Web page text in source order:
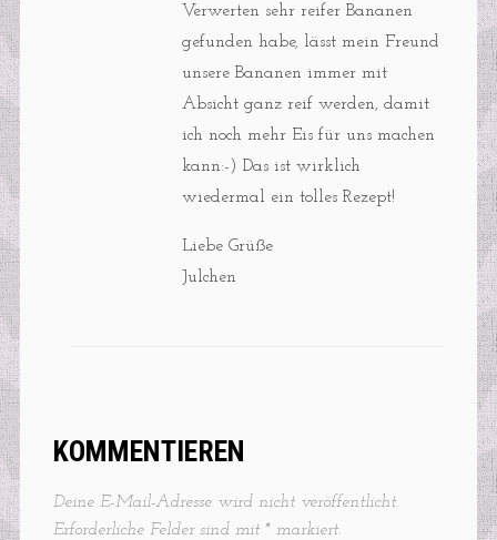
Verwerten sehr reifer Bananen
gefunden habe, lässt mein Freund
unsere Bananen immer mit
Absicht ganz reif werden, damit
ich noch mehr Eis für uns machen
kann:-) Das ist wirklich
wiedermal ein tolles Rezept!
Liebe Grüße
Julchen
KOMMENTIEREN
Deine E-Mail-Adresse wird nicht veröffentlicht.
Erforderliche Felder sind mit *markiert.